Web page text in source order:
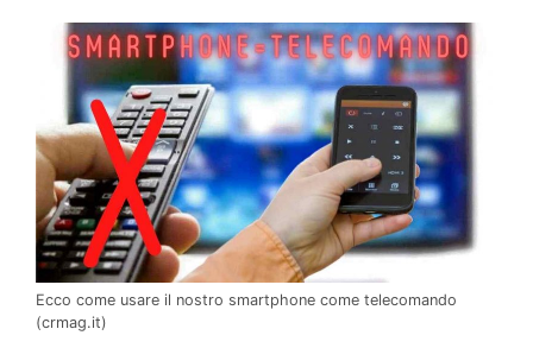
Ecco come usare il nostro smartphone come telecomando
(crmag.it)